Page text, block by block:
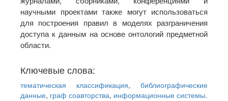
научными проектами также могут использоваться
для построения правил в моделях разграничения
доступа к данным на основе онтологий предметной
области.
Ключевые слова:
тематическая классификация, библиографические
данные, граф соавторства, информационные системы.